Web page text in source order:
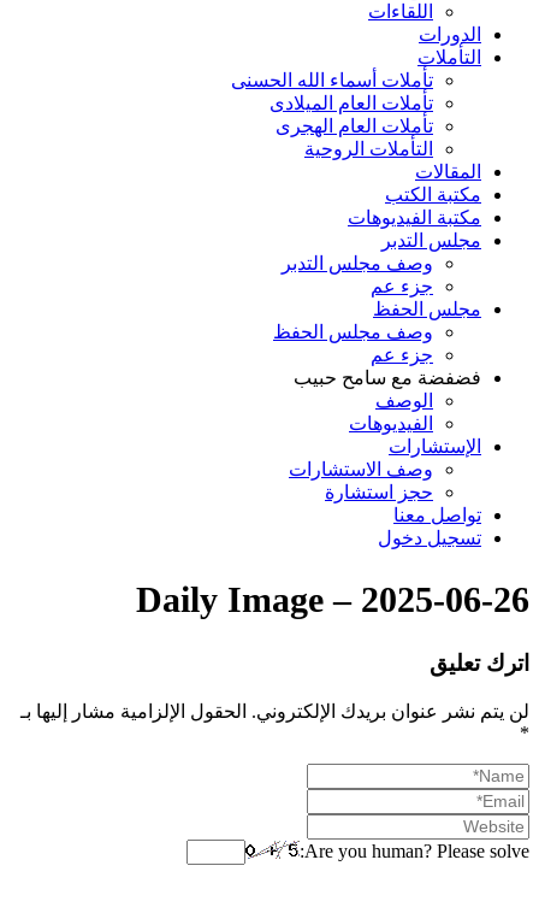
اللقاءات
الدورات
التأملات
تأملات أسماء الله الحسنى
تأملات العام الميلادى
تأملات العام الهجرى
التأملات الروحية
المقالات
مكتبة الكتب
مكتبة الفيديوهات
مجلس التدبر
وصف مجلس التدبر
جزء عم
مجلس الحفظ
وصف مجلس الحفظ
جزء عم
فضفضة مع سامح حبيب
الوصف
الفيديوهات
الإستشارات
وصف الاستشارات
حجز استشارة
تواصل معنا
تسجيل دخول
Daily Image – 2025-06-26
اترك تعليق
لن يتم نشر عنوان بريدك الإلكتروني. الحقول الإلزامية مشار إليها بـ
*
Are you human? Please solve: